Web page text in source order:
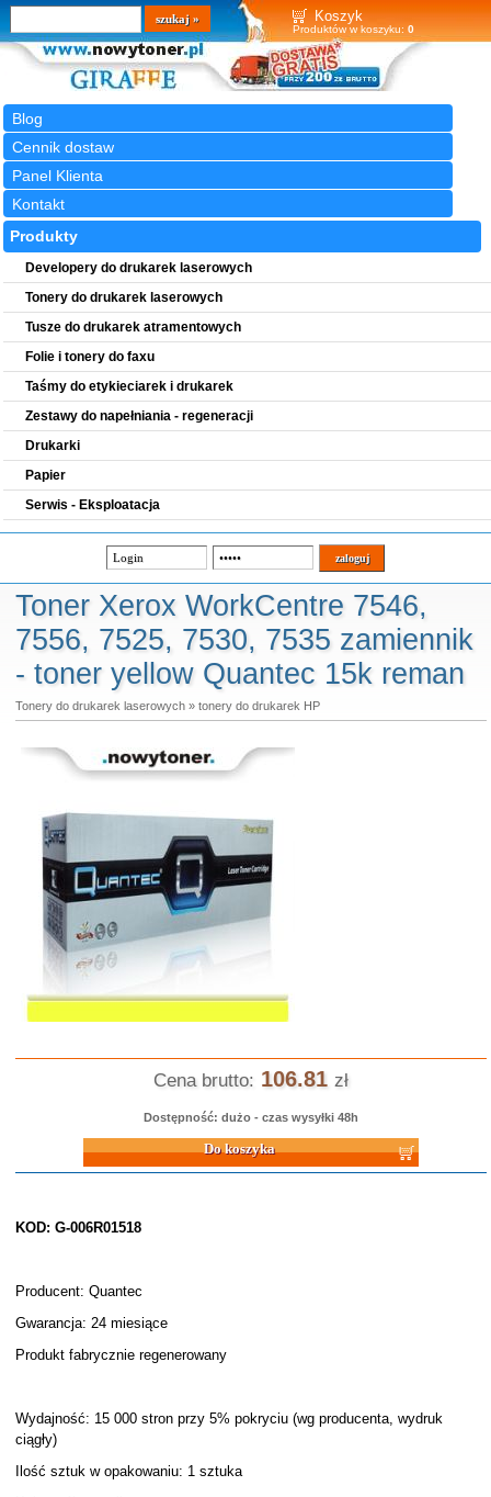
Koszyk
Produktów w koszyku: 0
Blog
Cennik dostaw
Panel Klienta
Kontakt
Wyszukiwarka
szukaj
Produkty
Developery do drukarek laserowych
Tonery do drukarek laserowych
Tusze do drukarek atramentowych
Folie i tonery do faxu
Taśmy do etykieciarek i drukarek
Zestawy do napełniania - regeneracji
Drukarki
Papier
Serwis - Eksploatacja
Toner Xerox WorkCentre 7546,
7556, 7525, 7530, 7535 zamiennik
- toner yellow Quantec 15k reman
Tonery do drukarek laserowych» tonery do drukarek HP
Cena brutto: 106.81 zł
Dostępność: dużo - czas wysyłki 48h
Do koszyka
KOD: G-006R01518
Producent: Quantec
Gwarancja: 24 miesiące
Produkt fabrycznie regenerowany
Wydajność: 15 000 stron przy 5% pokryciu (wg producenta, wydruk
ciągły)
Ilość sztuk w opakowaniu: 1 sztuka